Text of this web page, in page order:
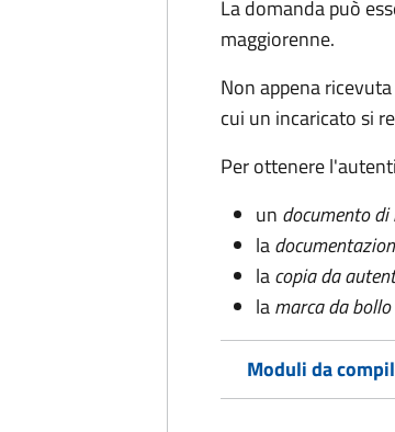
La domanda può
maggiorenne.
Non appena
cui un incaricato si
Per ottenere
un documento
la
lacopia da
lamarca da bollo
Moduli da